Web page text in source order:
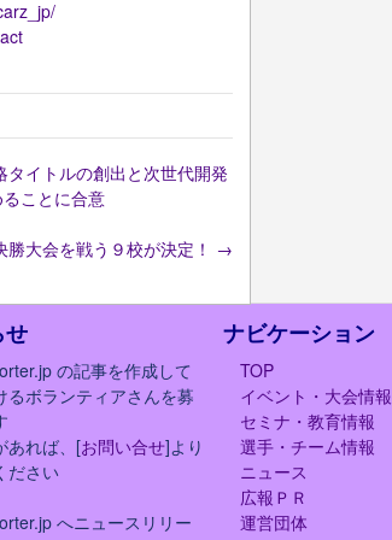
イトルの創出と次世代開発
ことに合意
大会を戦う９校が決定！ →
せ
の記事を作成して
るボランティアさんを募
あれば、[お問い合せ]より
ださい
へニュースリリー
ナビケーション
TOP
イベント・大会情報
セミナ・教育情報
選手・チーム情報
ニュース
広報ＰＲ
運営団体